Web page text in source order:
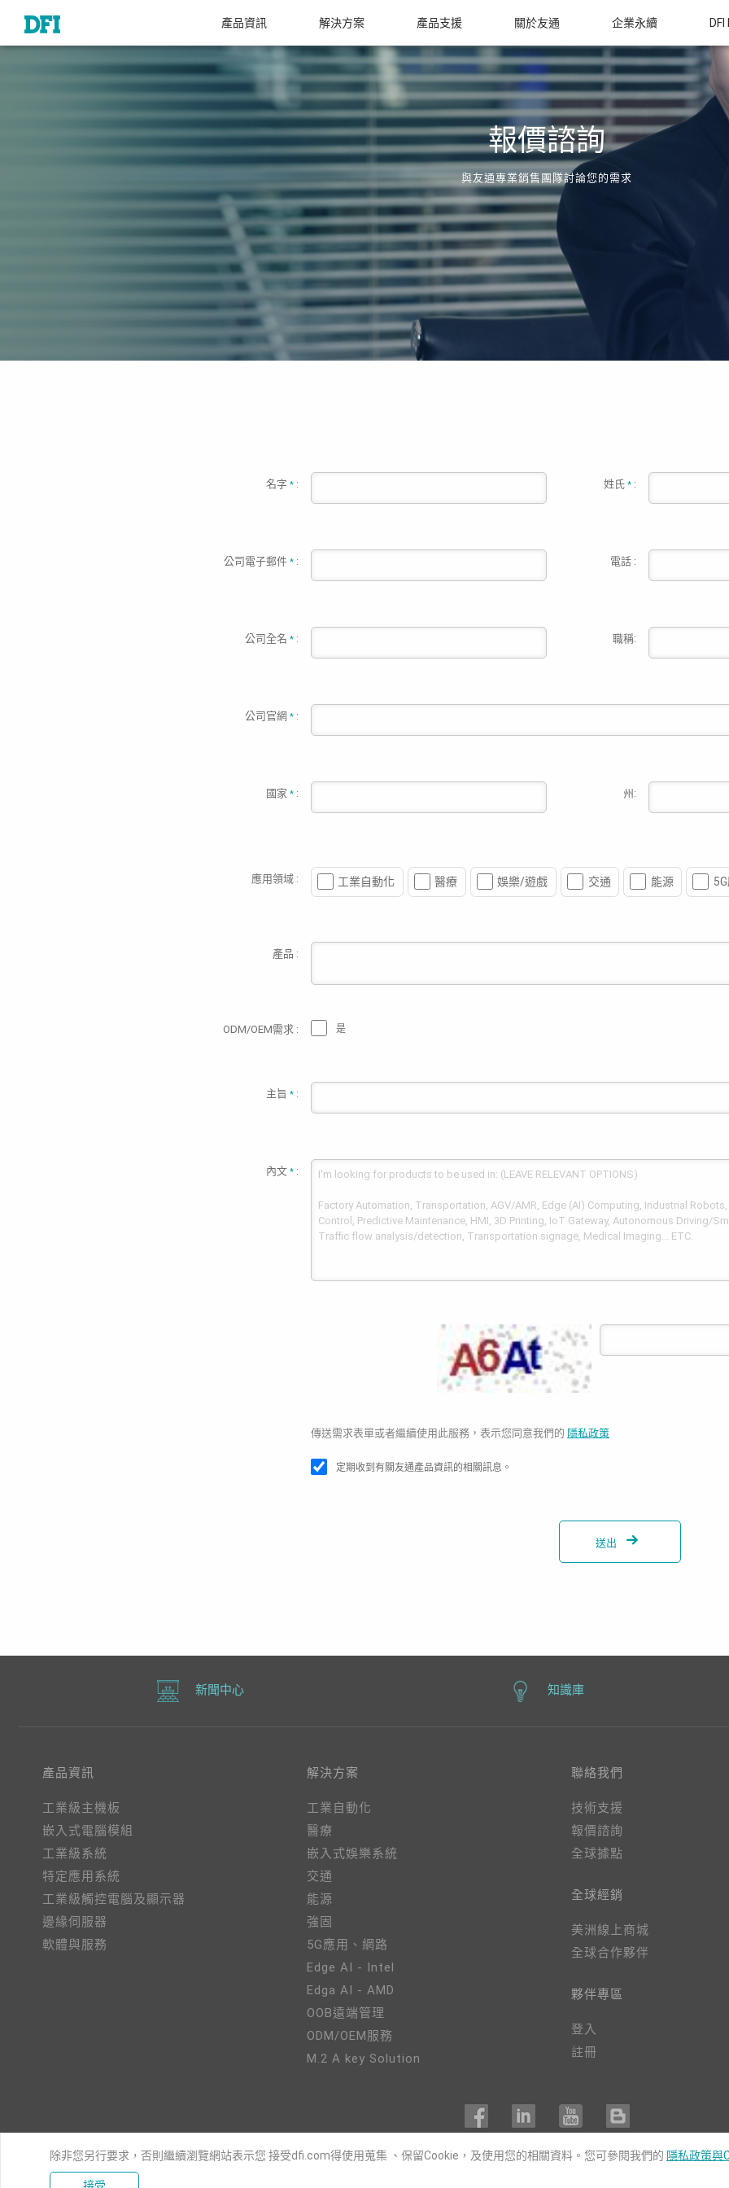
產品資訊 解決方案 產品支援 關於友通 企業永續
報價諮詢
與友通專業銷售團隊討論您的需求
名字 * : 姓氏 * :
公司電子郵件 * : 電話 :
公司全名 * : 職稱:
公司官網 * :
國家 * : 州:
應用領域 : 工業自動化 醫療 娛樂/遊戲 交通 能源
產品 :
ODM/OEM需求 : 是
主旨 * :
內文 * :
傳送需求表單或者繼續使用此服務，表示您同意我們的 隱私政策
定期收到有關友通產品資訊的相關訊息。
送出
新聞中心 知識庫
產品資訊
工業級主機板
嵌入式電腦模組
工業級系統
特定應用系統
工業級觸控電腦及顯示器
邊緣伺服器
軟體與服務
解決方案
工業自動化
醫療
嵌入式娛樂系統
交通
能源
強固
5G應用、網路
Edge AI - Intel
Edga AI - AMD
OOB遠端管理
ODM/OEM服務
M.2 A key Solution
聯絡我們
技術支援
報價諮詢
全球據點
全球經銷
美洲線上商城
全球合作夥伴
夥伴專區
登入
註冊
除非您另行要求，否則繼續瀏覽網站表示您 接受dfi.com得使用蒐集 、保留Cookie，及使用您的相關資料。您可參閱我們的 隱私政策與